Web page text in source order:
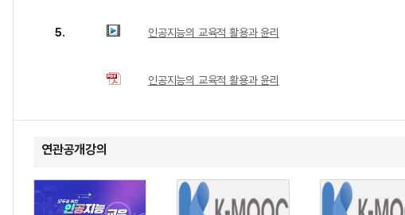
5. 인공지능의 교육적 활용과 윤리
인공지능의 교육적 활용과 윤리
연관공개강의